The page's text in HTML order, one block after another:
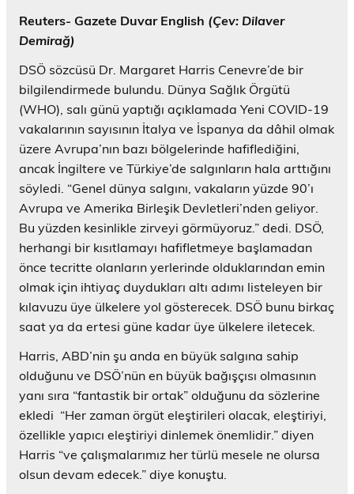
Reuters- Gazete Duvar English (Çev: Dilaver
Demirağ)
DSÖ sözcüsü Dr. Margaret Harris Cenevre’de bir
bilgilendirmede bulundu. Dünya Sağlık Örgütü
(WHO), salı günü yaptığı açıklamada Yeni COVID-19
vakalarının sayısının İtalya ve İspanya da dâhil olmak
üzere Avrupa’nın bazı bölgelerinde hafiflediğini,
ancak İngiltere ve Türkiye’de salgınların hala arttığını
söyledi. “Genel dünya salgını, vakaların yüzde 90’ı
Avrupa ve Amerika Birleşik Devletleri’nden geliyor.
Bu yüzden kesinlikle zirveyi görmüyoruz.” dedi. DSÖ,
herhangi bir kısıtlamayı hafifletmeye başlamadan
önce tecritte olanların yerlerinde olduklarından emin
olmak için ihtiyaç duydukları altı adımı listeleyen bir
kılavuzu üye ülkelere yol gösterecek. DSÖ bunu birkaç
saat ya da ertesi güne kadar üye ülkelere iletecek.
Harris, ABD’nin şu anda en büyük salgına sahip
olduğunu ve DSÖ’nün en büyük bağışçısı olmasının
yanı sıra “fantastik bir ortak” olduğunu da sözlerine
ekledi “Her zaman örgüt eleştirileri olacak, eleştiriyi,
özellikle yapıcı eleştiriyi dinlemek önemlidir.” diyen
Harris “ve çalışmalarımız her türlü mesele ne olursa
olsun devam edecek.” diye konuştu.